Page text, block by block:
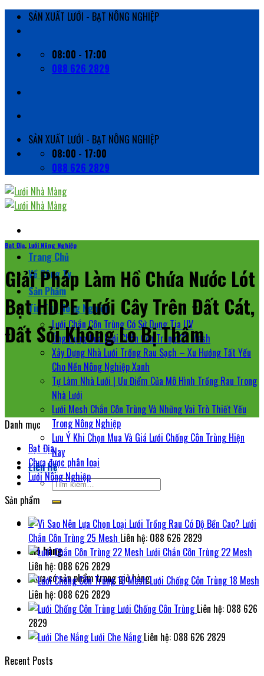
Skip
SẢN XUẤT LƯỚI - BẠT NÔNG NGHIỆP
08:00 - 17:00
088 626 2829
SẢN XUẤT LƯỚI - BẠT NÔNG NGHIỆP
08:00 - 17:00
088 626 2829
Trang Chủ
Về Công Ty
Sản Phẩm
Tin Tức Nông Nghiệp
Lưới Chắn Côn Trùng Có Sử Dụng Tia UV
Ứng Dụng Của Lưới Chắn Côn Trùng 32 Mesh
Xây Dựng Nhà Lưới Trồng Rau Sạch – Xu Hướng Tất Yếu
Cho Nền Nông Nghiệp Xanh
Tự Làm Nhà Lưới | Ưu Điểm Của Mô Hình Trồng Rau Trong
Nhà Lưới
Lưới Mesh Chắn Côn Trùng Và Những Vai Trò Thiết Yếu
Trong Nông Nghiệp
Lưu Ý Khi Chọn Mua Và Giá Lưới Chống Côn Trùng Hiện
Nay
Liên Hệ
Tìm
kiếm:
0
Giỏ hàng
Chưa có sản phẩm trong giỏ hàng.
Bạt Địa Lưới Nông Nghiệp
Giải Pháp Làm Hồ Chứa Nước Lót
Bạt HDPE Tưới Cây Trên Đất Cát,
Đất Sỏi Không Lo Bị Thấm
Danh mục
Bạt Địa
Chưa được phân loại
Lưới Nông Nghiệp
Sản phẩm
Lưới
Chắn Côn Trùng 25 Mesh Liên hệ: 088 626 2829
Lưới Chắn Côn Trùng 22 Mesh
Liên hệ: 088 626 2829
Lưới Chống Côn Trùng 18 Mesh
Liên hệ: 088 626 2829
Lưới Chống Côn Trùng Liên hệ: 088 626
2829
Lưới Che Nắng Liên hệ: 088 626 2829
Recent Posts